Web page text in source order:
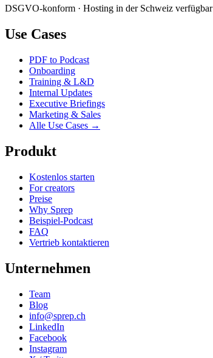
DSGVO-konform · Hosting in der Schweiz verfügbar
Use Cases
PDF to Podcast
Onboarding
Training & L&D
Internal Updates
Executive Briefings
Marketing & Sales
Alle Use Cases →
Produkt
Kostenlos starten
For creators
Preise
Why Sprep
Beispiel-Podcast
FAQ
Vertrieb kontaktieren
Unternehmen
Team
Blog
info@sprep.ch
LinkedIn
Facebook
Instagram